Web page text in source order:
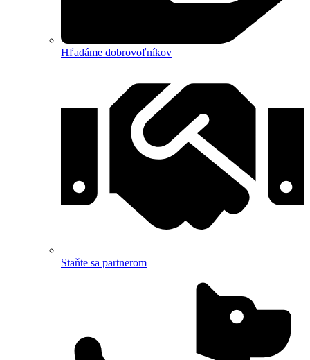
Hľadáme dobrovoľníkov
Staňte sa partnerom